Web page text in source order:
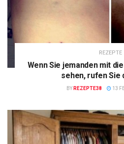
REZEPTE
Wenn Sie jemanden mit
sehen, rufen Sie
BY REZEPTE38 13